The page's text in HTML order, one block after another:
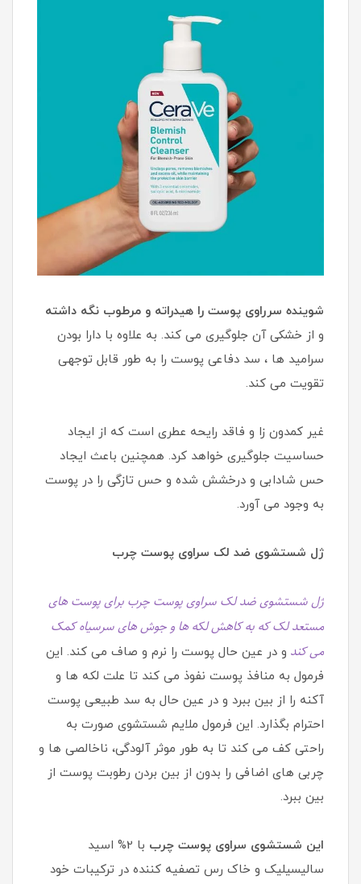
شوینده سرراوی پوست را هیدراته و مرطوب نگه داشته
و از خشکی آن جلوگیری می کند. به علاوه با دارا بودن
سرامید ها ، سد دفاعی پوست را به طور قابل توجهی
تقویت می کند.
غیر کمدون زا و فاقد رایحه عطری است که از ایجاد
حساسیت جلوگیری خواهد کرد. همچنین باعث ایجاد
حس شادابی و درخشش شده و حس تازگی را در پوست
به وجود می آورد.
ژل شستشوی ضد لک سراوی پوست چرب
ژل شستشوی ضد لک سراوی پوست چرب برای پوست های
مستعد لک که به کاهش لکه ها و جوش های سرسیاه کمک
می کند و در عین حال پوست را نرم و صاف می کند. این
فرمول به منافذ پوست نفوذ می کند تا علت لکه ها و
آکنه را از بین ببرد و در عین حال به سد طبیعی پوست
احترام بگذارد. این فرمول ملایم شستشوی صورت به
راحتی کف می کند تا به طور موثر آلودگی، ناخالصی ها و
چربی های اضافی را بدون از بین بردن رطوبت پوست از
بین ببرد.
این شستشوی سراوی پوست چرب
با 2% اسید
سالیسیلیک و خاک رس تصفیه کننده در ترکیبات خود